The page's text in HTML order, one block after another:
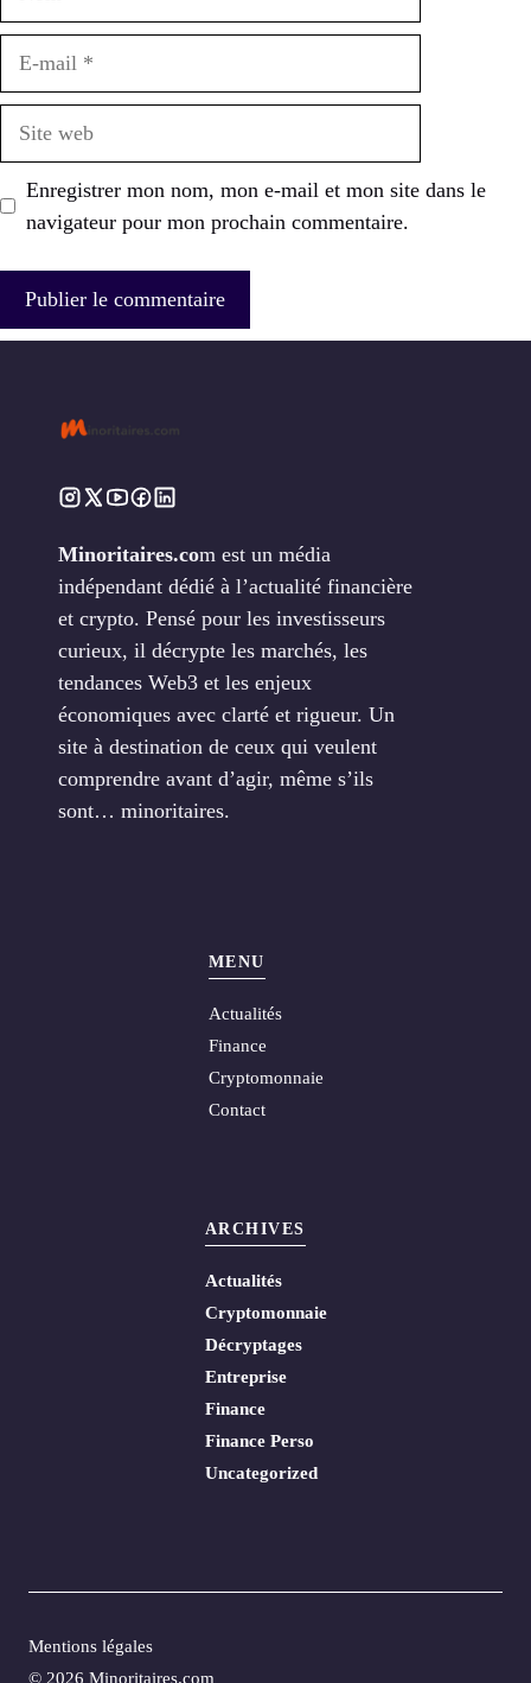
Enregistrer mon nom, mon e-mail et mon site dans le
navigateur pour mon prochain commentaire.
Minoritaires.com est un média
indépendant dédié à l’actualité financière
et crypto. Pensé pour les investisseurs
curieux, il décrypte les marchés, les
tendances Web3 et les enjeux
économiques avec clarté et rigueur. Un
site à destination de ceux qui veulent
comprendre avant d’agir, même s’ils
sont… minoritaires.
MENU
Actualités
Finance
Cryptomonnaie
Contact
ARCHIVES
Actualités
Cryptomonnaie
Décryptages
Entreprise
Finance
Finance Perso
Uncategorized
© 2026 Minoritaires.com
Mentions légales